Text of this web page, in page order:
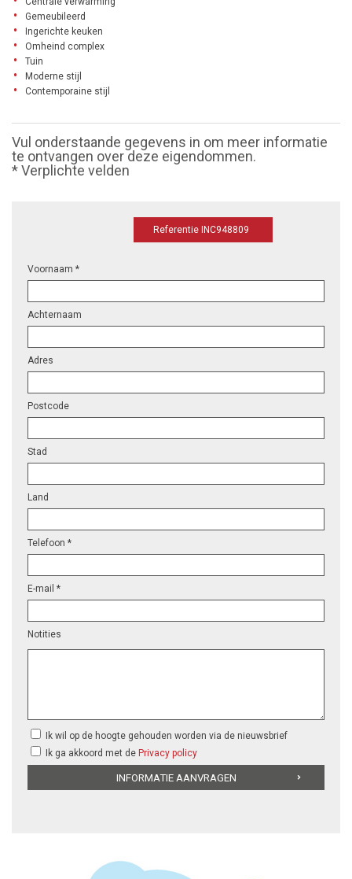
Gemeubileerd
Ingerichte keuken
Omheind complex
Tuin
Moderne stijl
Contemporaine stijl
Vul onderstaande gegevens in om meer informatie
te ontvangen over deze eigendommen.
* Verplichte velden
Referentie INC948809
Voornaam *
Achternaam
Adres
Postcode
Stad
Land
Telefoon *
E-mail *
Notities
Ik wil op de hoogte gehouden worden via de nieuwsbrief
Ik ga akkoord met de Privacy policy